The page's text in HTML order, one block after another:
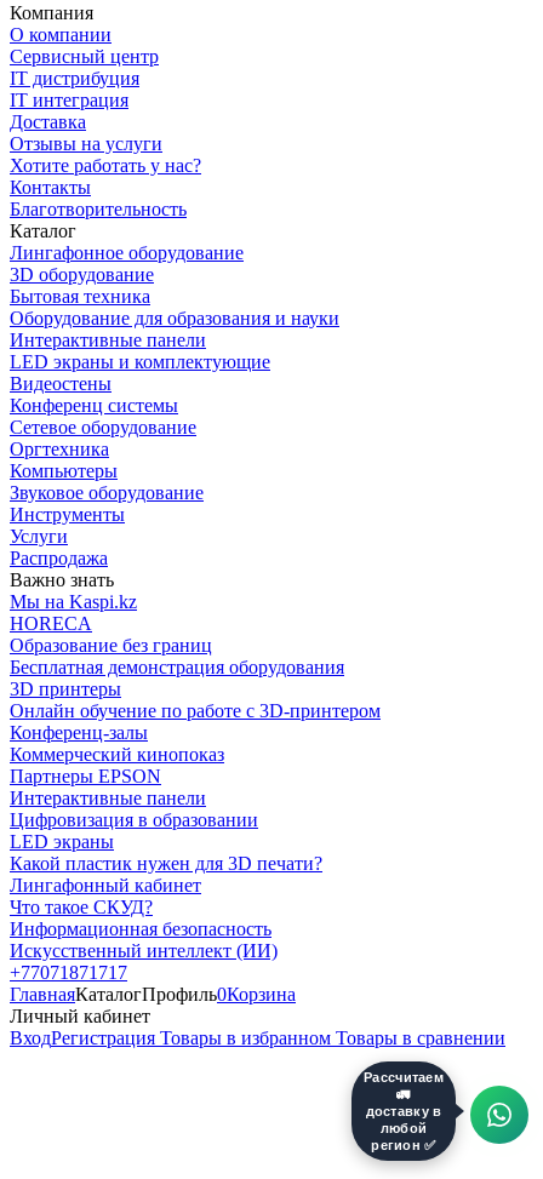
Компания
О компании
Сервисный центр
IT дистрибуция
IT интеграция
Доставка
Отзывы на услуги
Хотите работать у нас?
Контакты
Благотворительность
Каталог
Лингафонное оборудование
3D оборудование
Бытовая техника
Оборудование для образования и науки
Интерактивные панели
LED экраны и комплектующие
Видеостены
Конференц системы
Сетевое оборудование
Оргтехника
Компьютеры
Звуковое оборудование
Инструменты
Услуги
Распродажа
Важно знать
Мы на Kaspi.kz
HORECA
Образование без границ
Бесплатная демонстрация оборудования
3D принтеры
Онлайн обучение по работе с 3D-принтером
Конференц-залы
Коммерческий кинопоказ
Партнеры EPSON
Интерактивные панели
Цифровизация в образовании
LED экраны
Какой пластик нужен для 3D печати?
Лингафонный кабинет
Что такое СКУД?
Информационная безопасность
Искусственный интеллект (ИИ)
+77071871717
Рассчитаем
🚛
доставку в
любой
регион ✅
ГлавнаяКаталогПрофиль0Корзина
Личный кабинет
ВходРегистрация Товары в избранном Товары в сравнении